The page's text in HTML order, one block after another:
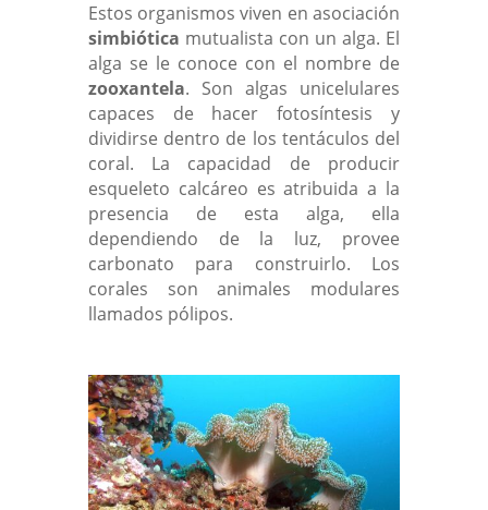
Estos organismos viven en asociación
simbiótica mutualista con un alga. El
alga se le conoce con el nombre de
zooxantela. Son algas unicelulares
capaces de hacer fotosíntesis y
dividirse dentro de los tentáculos del
coral. La capacidad de producir
esqueleto calcáreo es atribuida a la
presencia de esta alga, ella
dependiendo de la luz, provee
carbonato para construirlo. Los
corales son animales modulares
llamados pólipos.